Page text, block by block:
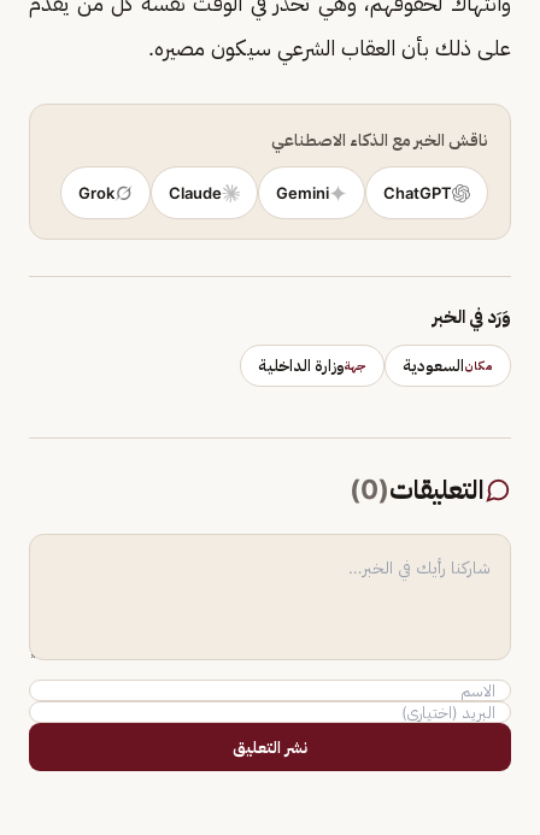
على ذلك بأن العقاب الشرعي سيكون مصيره.
ناقش الخبر مع الذكاء الاصطناعي
ChatGPT
Gemini
Claude
Grok
وَرَد في الخبر
مكانالسعودية جهةوزارة الداخلية
التعليقات(
0
)
نشر التعليق